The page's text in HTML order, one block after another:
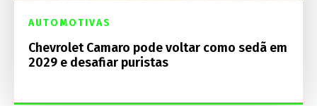
AUTOMOTIVAS
Chevrolet Camaro pode voltar como sedã em
2029 e desafiar puristas